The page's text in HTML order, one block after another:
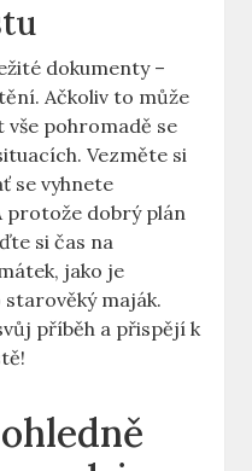
dokumenty –
Ačkoliv to může
pohromadě se
Vezměte si
se vyhnete
protože dobrý plán
si čas na
jako je
maják.
příběh a přispějí k